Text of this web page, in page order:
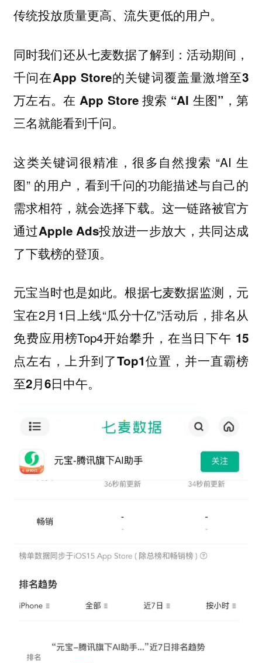
传统投放质量更高、流失更低的用户。
同时我们还从七麦数据了解到：活动期间，
千问在App Store的关键词覆盖量激增至3
万左右。在 App Store 搜索 “AI 生图”，第
三名就能看到千问。
这类关键词很精准，很多自然搜索 “AI 生
图” 的用户，看到千问的功能描述与自己的
需求相符，就会选择下载。这一链路被官方
通过Apple Ads投放进一步放大，共同达成
了下载榜的登顶。
元宝当时也是如此。根据七麦数据监测，元
宝在2月1日上线“瓜分十亿”活动后，排名从
免费应用榜Top4开始攀升， 在当日下午 15
点左右，上升到了Top1位置，并一直霸榜
至2月6日中午。